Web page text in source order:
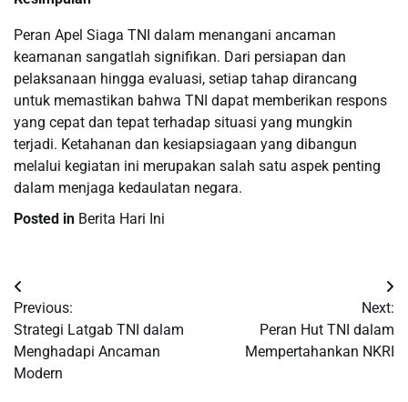
Peran Apel Siaga TNI dalam menangani ancaman
keamanan sangatlah signifikan. Dari persiapan dan
pelaksanaan hingga evaluasi, setiap tahap dirancang
untuk memastikan bahwa TNI dapat memberikan respons
yang cepat dan tepat terhadap situasi yang mungkin
terjadi. Ketahanan dan kesiapsiagaan yang dibangun
melalui kegiatan ini merupakan salah satu aspek penting
dalam menjaga kedaulatan negara.
Posted in Berita Hari Ini
Post
navigation
Previous:
Strategi Latgab TNI dalam
Menghadapi Ancaman
Modern
Next:
Peran Hut TNI dalam
Mempertahankan NKRI